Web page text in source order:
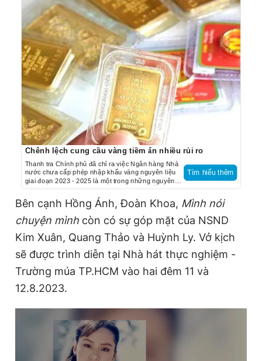
Chênh lệch cung cầu vàng tiềm ẩn nhiều rủi ro
Thanh tra Chính phủ đã chỉ ra việc Ngân hàng Nhà
nước chưa cấp phép nhập khẩu vàng nguyên liệu
giai đoạn 2023 - 2025 là một trong những nguyên
nhân khiến biên độ giá vàng trong nước diễn biến
phức tạp, chênh lệch ở mức cao so với giá vàng thế
giới.
Tìm hiểu thêm
Bên cạnh Hồng Ánh, Đoàn Khoa, Mình nói
chuyện mình còn có sự góp mặt của NSND
Kim Xuân, Quang Thảo và Huỳnh Ly. Vở kịch
sẽ được trình diễn tại Nhà hát thực nghiệm -
Trường múa TP.HCM vào hai đêm 11 và
12.8.2023.